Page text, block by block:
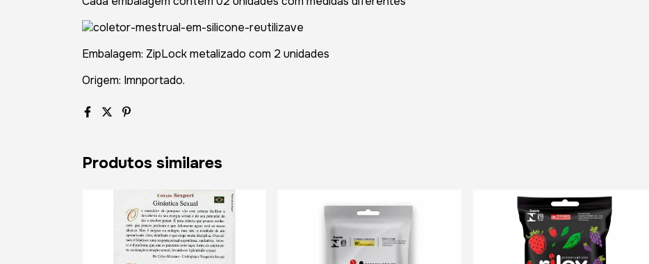
Embalagem: ZipLock metalizado com 2 unidades
Origem: Imnportado.
Produtos similares